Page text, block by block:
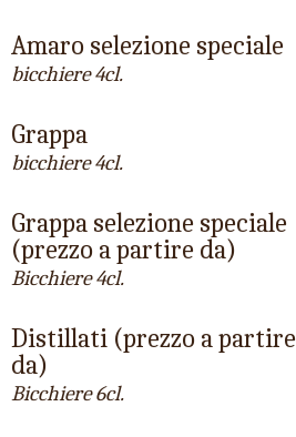
Amaro selezione speciale
bicchiere 4cl.
Grappa
bicchiere 4cl.
Grappa selezione speciale
(prezzo a partire da)
Bicchiere 4cl.
Distillati (prezzo a partire
da)
Bicchiere 6cl.